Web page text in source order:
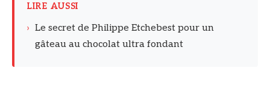
LIRE AUSSI
› Le secret de Philippe Etchebest pour un
gâteau au chocolat ultra fondant